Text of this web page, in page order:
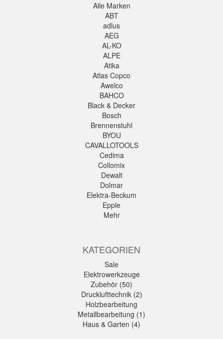
Alle Marken
ABT
adlus
AEG
AL-KO
ALPE
Atika
Atlas Copco
Awelco
BAHCO
Black & Decker
Bosch
Brennenstuhl
BYOU
CAVALLOTOOLS
Cedima
Collomix
Dewalt
Dolmar
Elektra-Beckum
Epple
Mehr
KATEGORIEN
Sale
Elektrowerkzeuge
Zubehör (50)
Drucklufttechnik (2)
Holzbearbeitung
Metallbearbeitung (1)
Haus & Garten (4)